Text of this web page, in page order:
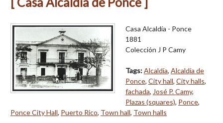
Casa Alcaldía - Ponce
1881
Colección J P Camy
Tags:Alcaldía, Alcaldía de
Ponce, City hall, City halls,
fachada, José P. Camy,
Plazas (squares), Ponce,
Ponce City Hall, Puerto Rico, Town hall, Town halls